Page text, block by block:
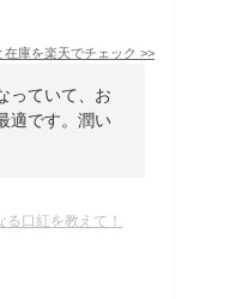
在庫を楽天でチェック >>
っていて、お
適です。潤い
口紅を教えて！